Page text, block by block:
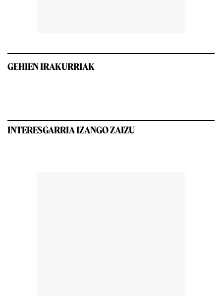
GEHIEN IRAKURRIAK
INTERESGARRIA IZANGO ZAIZU